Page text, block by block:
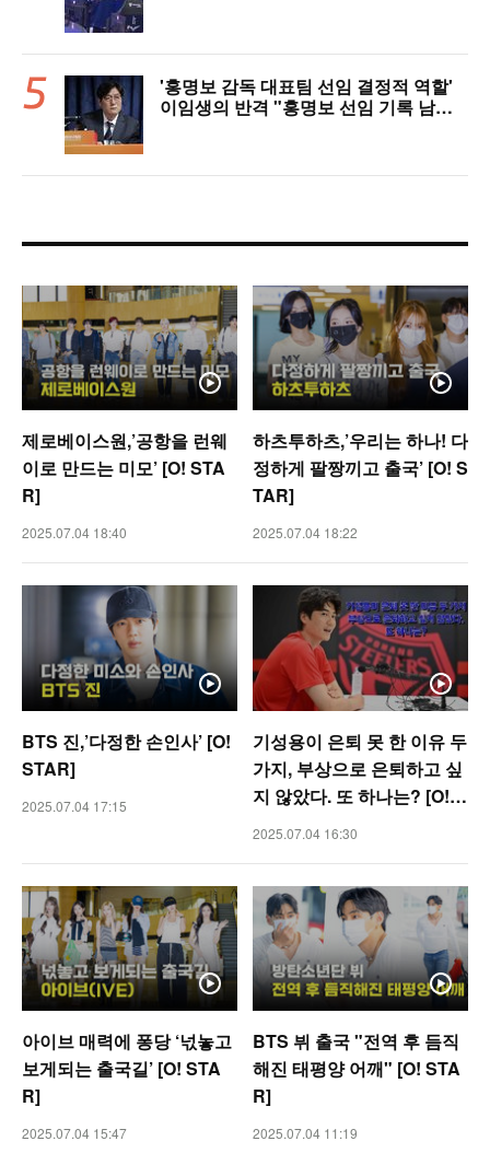
'홍명보 감독 대표팀 선임 결정적 역할'
이임생의 반격 "홍명보 선임 기록 남아
제로베이스원,’공항을 런웨
이로 만드는 미모’ [O! STA
R]
2025.07.04 18:40
하츠투하츠,’우리는 하나! 다
정하게 팔짱끼고 출국’ [O! S
TAR]
2025.07.04 18:22
BTS 진,’다정한 손인사’ [O!
STAR]
2025.07.04 17:15
기성용이 은퇴 못 한 이유 두
가지, 부상으로 은퇴하고 싶
지 않았다. 또 하나는? [O! S
PORTS]
2025.07.04 16:30
아이브 매력에 퐁당 ‘넋놓고
보게되는 출국길’ [O! STA
R]
2025.07.04 15:47
BTS 뷔 출국 "전역 후 듬직
해진 태평양 어깨" [O! STA
R]
2025.07.04 11:19